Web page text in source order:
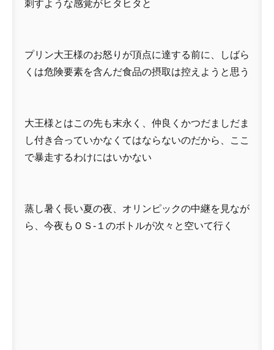
刺すような感覚がヒタヒタと
プリン大王様のお怒りが頂点に達する前に、しばら
くは危険要素を含んだ食品の摂取は控えようと思う
大王様とはこの先も末永く、仲良くかつだましだま
し付き合っていかなくてはならないのだから、ここ
で暴走するわけにはいかない
蒸し暑く長い夏の夜、オリンピックの中継を見なが
ら、今夜もＯＳ-１のボトルが次々と空いて行く